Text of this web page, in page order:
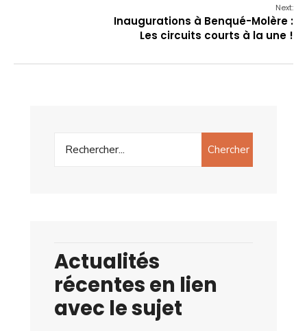
Next:
Inaugurations à Benqué-Molère :
Les circuits courts à la une !
Chercher
Actualités
récentes en lien
avec le sujet